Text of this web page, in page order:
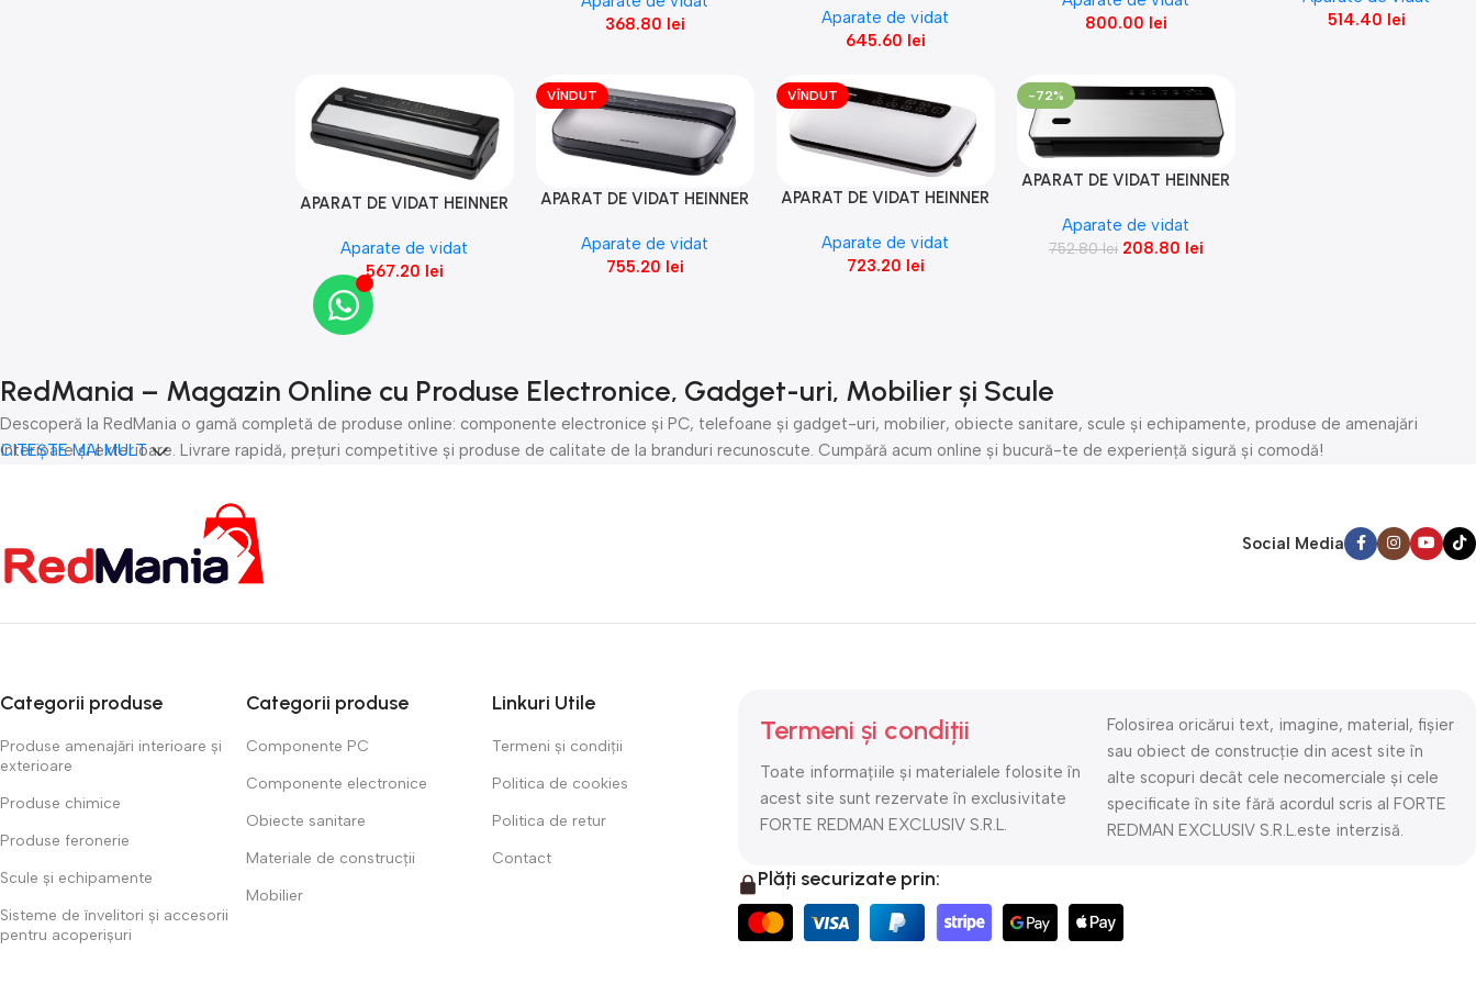
368.80 lei
Aparate de vidat
645.60 lei
800.00 lei
514.40 lei
Adaugă În Coș
APARAT DE VIDAT HEINNER
Aparate de vidat
567.20 lei
VÎNDUT
Citește Mai Mult
APARAT DE VIDAT HEINNER
Aparate de vidat
755.20 lei
VÎNDUT
Citește Mai Mult
APARAT DE VIDAT HEINNER
Aparate de vidat
723.20 lei
-72%
Adaugă În Coș
APARAT DE VIDAT HEINNER
CRD80SS
Aparate de vidat
752.80lei 208.80 lei
RedMania – Magazin Online cu Produse Electronice, Gadget-uri, Mobilier și Scule
Descoperă la RedMania o gamă completă de produse online: componente electronice și PC, telefoane și gadget-uri, mobilier, obiecte sanitare, scule și echipamente, produse de amenajări
interioare și exterioare. Livrare rapidă, prețuri competitive și produse de calitate de la branduri recunoscute. Cumpără acum online și bucură-te de experiență sigură și comodă!
CITEȘTE MAI MULT
Social Media
Categorii produse
Produse amenajări interioare și
exterioare
Produse chimice
Produse feronerie
Scule și echipamente
Sisteme de învelitori și accesorii
pentru acoperișuri
Categorii produse
Componente PC
Componente electronice
Obiecte sanitare
Materiale de construcții
Mobilier
Linkuri Utile
Termeni și condiții
Politica de cookies
Politica de retur
Contact
Termeni și condiții
Toate informațiile și materialele folosite în
acest site sunt rezervate în exclusivitate
FORTE REDMAN EXCLUSIV S.R.L.
Folosirea oricărui text, imagine, material, fișier
sau obiect de construcție din acest site în
alte scopuri decât cele necomerciale și cele
specificate în site fără acordul scris al FORTE
REDMAN EXCLUSIV S.R.L.este interzisă.
Plăți securizate prin: